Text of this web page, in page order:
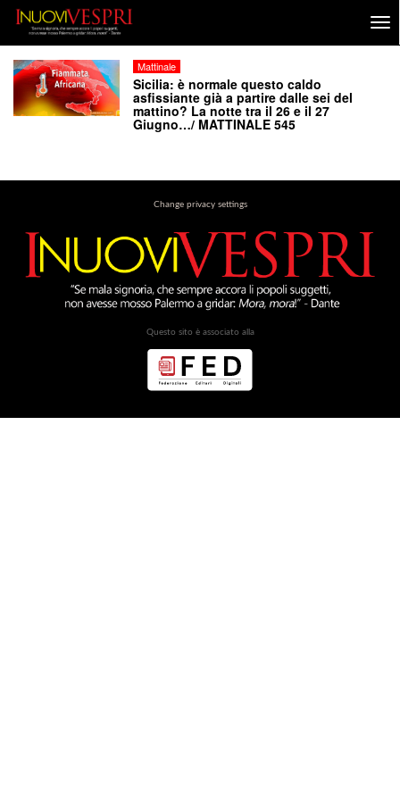
Mattinale
Sicilia: è normale questo caldo
asfissiante già a partire dalle sei del
mattino? La notte tra il 26 e il 27
Giugno…/ MATTINALE 545
Change privacy settings
Questo sito è associato alla